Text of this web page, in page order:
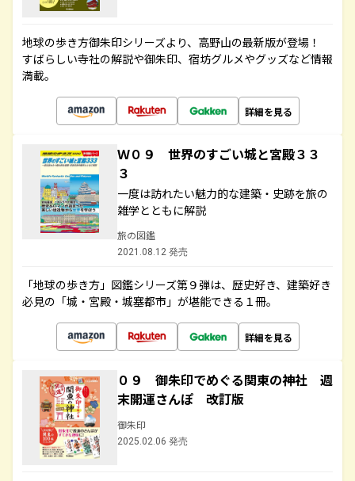
地球の歩き方御朱印シリーズより、高野山の最新版が登場！
すばらしい寺社の解説や御朱印、宿坊グルメやグッズなど情報
満載。
詳細を見る
Ｗ０９ 世界のすごい城と宮殿３３
３
一度は訪れたい魅力的な建築・史跡を旅の
雑学とともに解説
旅の図鑑
2021.08.12 発売
「地球の歩き方」図鑑シリーズ第９弾は、歴史好き、建築好き
必見の「城・宮殿・城塞都市」が堪能できる１冊。
詳細を見る
０９ 御朱印でめぐる関東の神社 週
末開運さんぽ 改訂版
御朱印
2025.02.06 発売